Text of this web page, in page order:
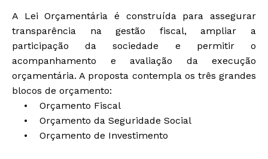
A Lei Orçamentária é construída para assegurar
transparência na gestão fiscal, ampliar a
participação da sociedade e permitir o
acompanhamento e avaliação da execução
orçamentária. A proposta contempla os três grandes
blocos de orçamento:
• Orçamento Fiscal
• Orçamento da Seguridade Social
• Orçamento de Investimento